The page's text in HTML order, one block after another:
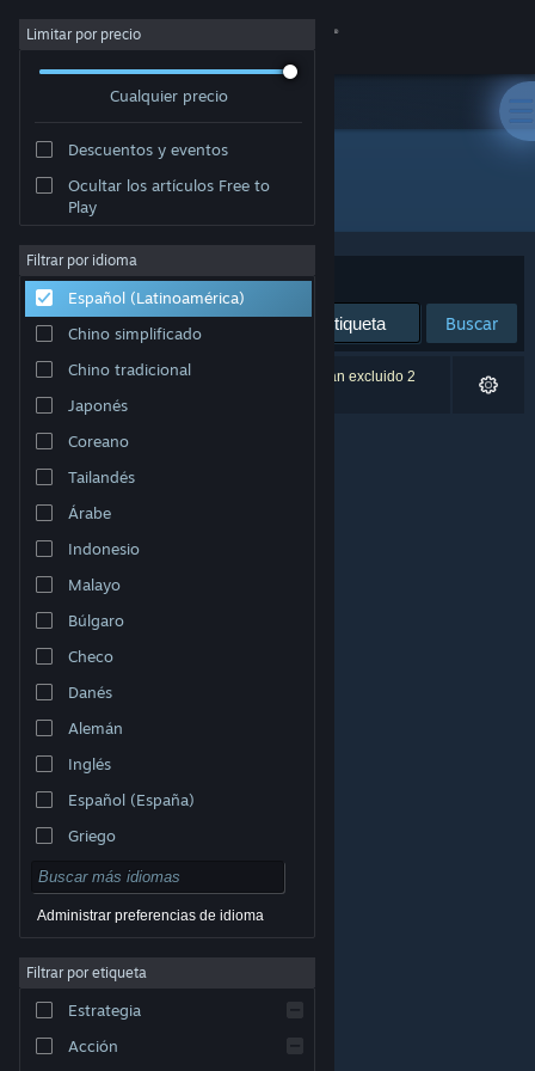
Iniciar sesión
Acerca de
Soporte
Cambiar idioma
Obtener la aplicación de Steam Mobile
Ver versión clásica
© Valve Corporation. Todos los derechos reservados.
Todas las marcas registradas pertenecen a sus
de Privacidad|Información legal
Acuerdo de Suscriptor a Steam
Cookies
Limitar por precio
Cualquier precio
Descuentos y eventos
Ocultar los artículos Free to
Play
Filtrar por idioma
Español (Latinoamérica)
Chino simplificado
Chino tradicional
Japonés
Coreano
Tailandés
Árabe
Indonesio
Malayo
Búlgaro
Checo
Danés
Alemán
Inglés
Español (España)
Griego
Administrar preferencias de idioma
Filtrar por etiqueta
Estrategia
Acción
Desarrollador: Wavesurf Studio
Ordenar por Relevancia
Buscar
0 resultado(s) coinciden con la búsqueda. Se han excluido 2
títulos según tus preferencias.